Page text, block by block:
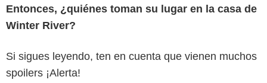
Entonces, ¿quiénes toman su lugar en la casa de
Winter River?
Si sigues leyendo, ten en cuenta que vienen muchos
spoilers ¡Alerta!